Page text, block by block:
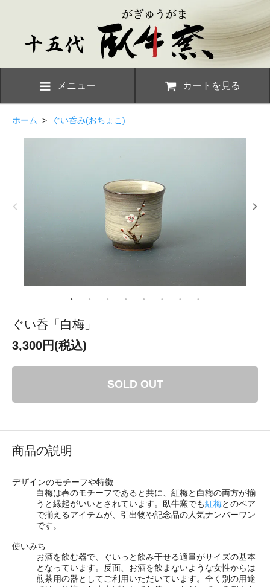
メニュー カートを見る
ホーム > ぐい呑み(おちょこ)
ぐい呑「白梅」
3,300円(税込)
SOLD OUT
商品の説明
デザインのモチーフや特徴
白梅は春のモチーフであると共に、紅梅と白梅の両方が揃
うと縁起がいいとされています。臥牛窯でも紅梅とのペア
で揃えるアイテムが、引出物や記念品の人気ナンバーワン
です。
使いみち
お酒を飲む器で、ぐいっと飲み干せる適量がサイズの基本
となっています。反面、お酒を飲まないような女性からは
煎茶用の器としてご利用いただいています。全く別の用途